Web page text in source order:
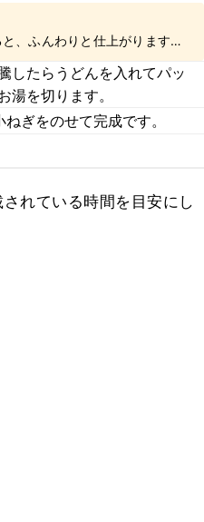
、ふんわりと仕上がります
したらうどんを入れてパッ
湯を切ります。
ぎをのせて完成です。
れている時間を目安にし